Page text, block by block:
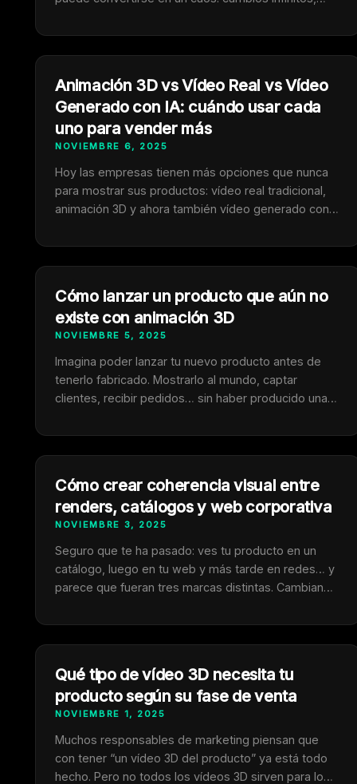
tiempos interminables… y, al final, un resultado que
no se siente uniforme. La buena noticia es que ese
Animación 3D vs Vídeo Real vs Vídeo
Generado con IA: cuándo usar cada
uno para vender más
NOVIEMBRE 6, 2025
Hoy las empresas tienen más opciones que nunca
para mostrar sus productos: vídeo real tradicional,
animación 3D y ahora también vídeo generado con
significa saber cuál elegir. Una mala decisión visual
puede hacerte gastar más, tardar más y vender
multiplica tu …
Cómo lanzar un producto que aún no
existe con animación 3D
NOVIEMBRE 5, 2025
Imagina poder lanzar tu nuevo producto antes de
tenerlo fabricado. Mostrarlo al mundo, captar
clientes, recibir pedidos… sin haber producido una
hoy es una realidad gracias a la animación 3D. Las
marcas que dominan el 3D ya no esperan a tener el
Cómo crear coherencia visual entre
renders, catálogos y web corporativa
NOVIEMBRE 3, 2025
Seguro que te ha pasado: ves tu producto en un
catálogo, luego en tu web y más tarde en redes… y
parece que fueran tres marcas distintas. Cambian
render. Eso, aunque parezca un detalle, debilita la
confianza del cliente. Las grandes marcas no
Qué tipo de vídeo 3D necesita tu
producto según su fase de venta
NOVIEMBRE 1, 2025
Muchos responsables de marketing piensan que
con tener “un vídeo 3D del producto” ya está todo
hecho. Pero no todos los vídeos 3D sirven para lo